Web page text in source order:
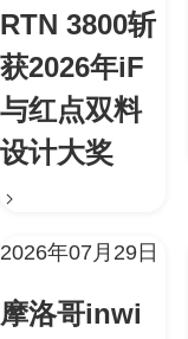
RTN 3800斩
获2026年iF
与红点双料
设计大奖
2026年07月29日
摩洛哥inwi